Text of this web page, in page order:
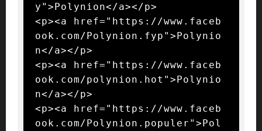
y">Polynion</a></p>
<p><a href="https://www.faceb
ook.com/Polynion.fyp">Polynio
n</a></p>
<p><a href="https://www.faceb
ook.com/polynion.hot">Polynio
n</a></p>
<p><a href="https://www.faceb
ook.com/Polynion.populer">Pol